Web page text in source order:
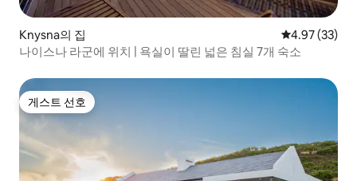
Knysna의 집 평점 4.97점(5
4.97 (33)
나이스나 라군에 위치 | 욕실이 딸린 넓은 침실 7개 숙소
게스트 선호
게스트 선호